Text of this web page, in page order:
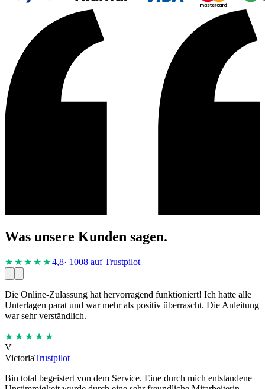
Was unsere Kunden sagen.
★★★★ ★4,8· 1008 auf Trustpilot
Die Online-Zulassung hat hervorragend funktioniert! Ich hatte alle
Unterlagen parat und war mehr als positiv überrascht. Die Anleitung
war sehr verständlich.
★★★★★
V
VictoriaTrustpilot
Bin total begeistert von dem Service. Eine durch mich entstandene